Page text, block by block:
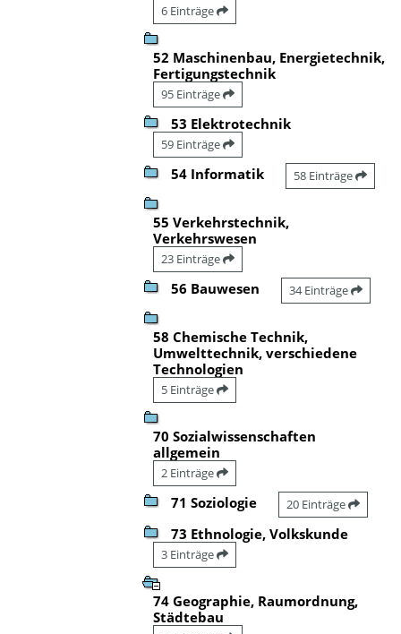
6 Einträge
52 Maschinenbau, Energietechnik,
Fertigungstechnik
95 Einträge
53 Elektrotechnik
59 Einträge
54 Informatik 58 Einträge
55 Verkehrstechnik,
Verkehrswesen
23 Einträge
56 Bauwesen 34 Einträge
58 Chemische Technik,
Umwelttechnik, verschiedene
Technologien
5 Einträge
70 Sozialwissenschaften
allgemein
2 Einträge
71 Soziologie 20 Einträge
73 Ethnologie, Volkskunde
3 Einträge
74 Geographie, Raumordnung,
Städtebau